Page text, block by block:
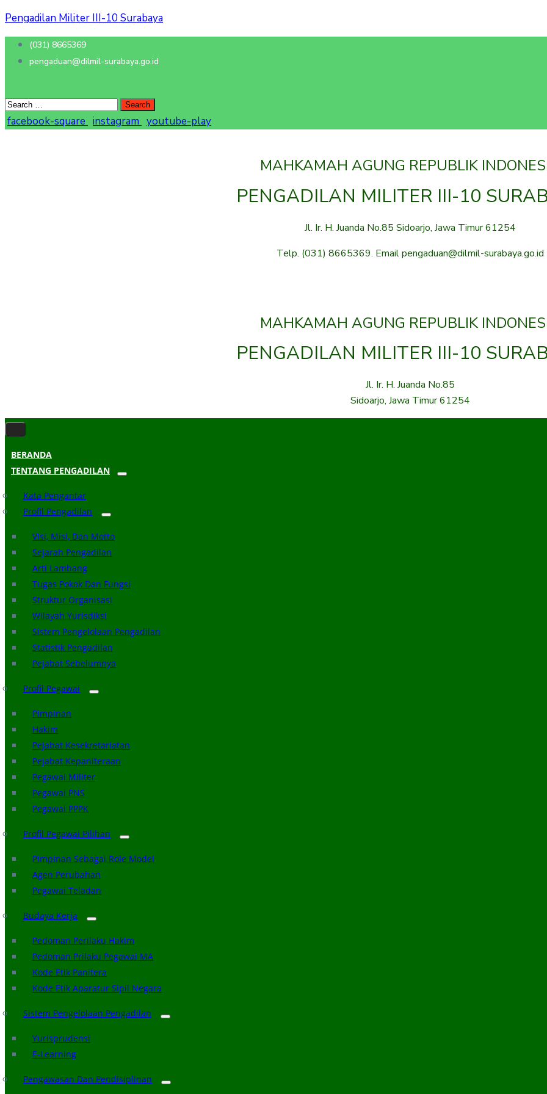
Pengadilan Militer III-10 Surabaya
(031) 8665369
pengaduan@dilmil-surabaya.go.id
facebook-square instagram youtube-play
MAHKAMAH AGUNG REPUBLIK
PENGADILAN MILITER III-10
Jl. Ir. H. Juanda No.85 Sidoarjo, Jawa Timur 61254
Telp. (031) 8665369. Email pengaduan@dilmil-surabaya.go.id
MAHKAMAH AGUNG REPUBLIK
PENGADILAN MILITER III-10
Jl. Ir. H. Juanda No.85
Sidoarjo, Jawa Timur 61254
BERANDA
TENTANG PENGADILAN
Kata Pengantar
Profil Pengadilan
Visi, Misi, Dan Motto
Sejarah Pengadilan
Arti Lambang
Tugas Pokok Dan Fungsi
Struktur Organisasi
Wilayah Yurisdiksi
Sistem Pengelolaan Pengadilan
Statistik Pengadilan
Pejabat Sebelumnya
Profil Pegawai
Pimpinan
Hakim
Pejabat Kesekretariatan
Pejabat Kepaniteraan
Pegawai Militer
Pegawai PNS
Pegawai PPPK
Profil Pegawai Pilihan
Pimpinan Sebagai Role Model
Agen Perubahan
Pegawai Teladan
Budaya Kerja
Pedoman Perilaku Hakim
Pedoman Prilaku Pegawai MA
Kode Etik Panitera
Kode Etik Aparatur Sipil Negara
Sistem Pengelolaan Pengadilan
Yurisprudensi
E-Learning
Pengawasan Dan Pendisiplinan